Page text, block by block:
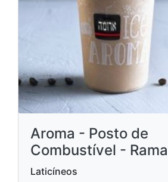
Aroma - Posto de
Combustível -
Laticíneos